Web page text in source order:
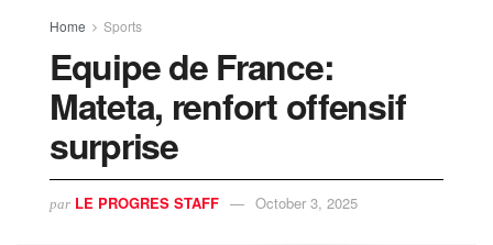
Home Sports
Equipe de France:
Mateta, renfort offensif
surprise
par LE PROGRES STAFF October 3, 2025